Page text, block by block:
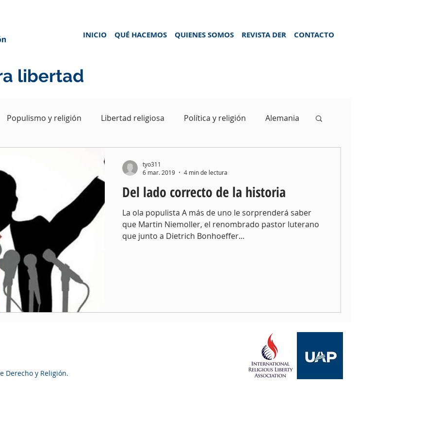
INICIO QUÉ HACEMOS QUIENES SOMOS REVISTA DER CONTACTO
libertad
Populismo y religión Libertad religiosa Política y religión Alemania
Del lado correcto de la historia
La ola populista A más de uno le sorprenderá saber
que Martin Niemoller, el renombrado pastor luterano
que junto a Dietrich Bonhoeffer...
tyo311
6 mar. 2019
4 min de lectura
Derecho y Religión.